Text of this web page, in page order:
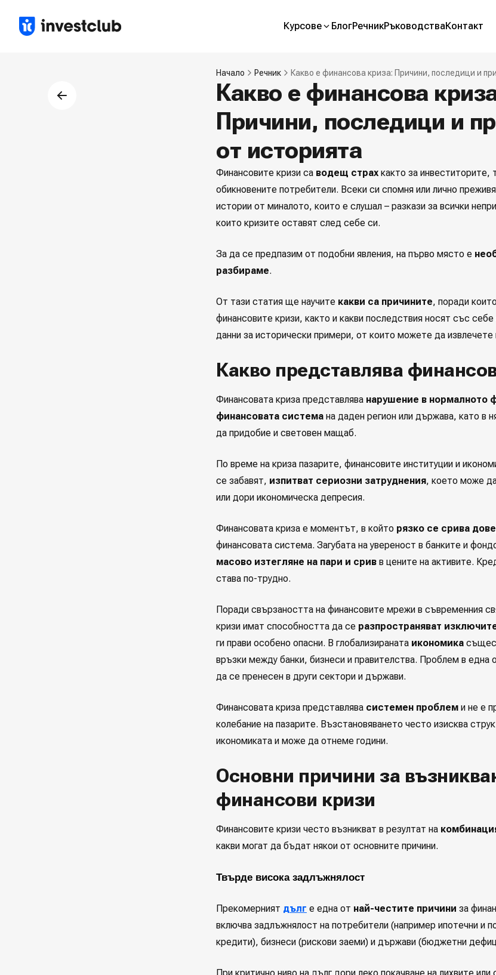
Курсове БлогРечникРъководстваКонтакт
Начало Речник Какво е финансова криза: Причини, последици и
Какво е финансова
Причини, последици и
от историята
Финансовите кризи са водещ страх както за инвеститорите,
обикновените потребители. Всеки си спомня или лично
истории от миналото, които е слушал – разкази за всички
които кризите оставят след себе си.
За да се предпазим от подобни явления, на първо място е
разбираме.
От тази статия ще научите какви са причините, поради
финансовите кризи, както и какви последствия носят със
данни за исторически примери, от които можете да извлечете
Какво представлява
Финансовата криза представлява нарушение в нормалното
финансовата система на даден регион или държава, като в
да придобие и световен мащаб.
По време на криза пазарите, финансовите институции и
се забавят, изпитват сериозни затруднения, което може
или дори икономическа депресия.
Финансовата криза е моментът, в който рязко се срива
финансовата система. Загубата на увереност в банките и
масово изтегляне на пари и срив в цените на активите.
става по-трудно.
Поради свързаността на финансовите мрежи в съвременния
кризи имат способността да се разпространяват
ги прави особено опасни. В глобализираната икономика
връзки между банки, бизнеси и правителства. Проблем в
да се пренесен в други сектори и държави.
Финансовата криза представлява системен проблем и не е
колебание на пазарите. Възстановяването често изисква
икономиката и може да отнеме години.
Основни причини за
финансови кризи
Финансовите кризи често възникват в резултат на
какви могат да бъдат някои от основните причини.
Твърде висока задлъжнялост
Прекомерният дълг е една от най-честите причини за
включва задлъжнялост на потребители (например ипотечни и
кредити), бизнеси (рискови заеми) и държави (бюджетни